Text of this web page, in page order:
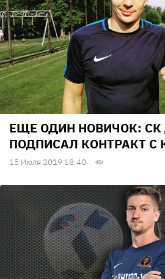
ЕЩЕ ОДИН НОВИЧОК: СК
ПОДПИСАЛ КОНТРАКТ
15 Июля 2019 18:40